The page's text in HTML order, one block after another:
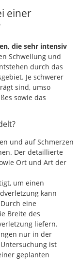
einer
die sehr intensiv
Schwellung und
durch das
Je schwerer
sind, umso
sowie das
und auf Schmerzen
Der detaillierte
Ort und Art der
um einen
kann
eine
Breite des
liefern.
nur in der
ist
geplanten